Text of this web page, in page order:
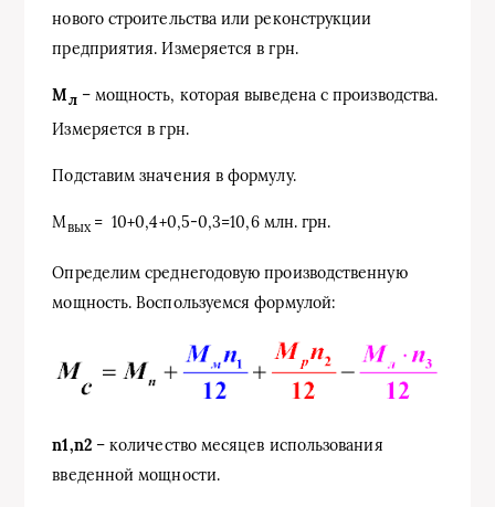
нового строительства или реконструкции
предприятия. Измеряется в грн.
Мл– мощность, которая выведена с производства.
Измеряется в грн.
Подставим значения в формулу.
Мвых = 10+0,4+0,5-0,3=10,6 млн. грн.
Определим среднегодовую производственную
мощность. Воспользуемся формулой:
n1,n2 – количество месяцев использования
введенной мощности.